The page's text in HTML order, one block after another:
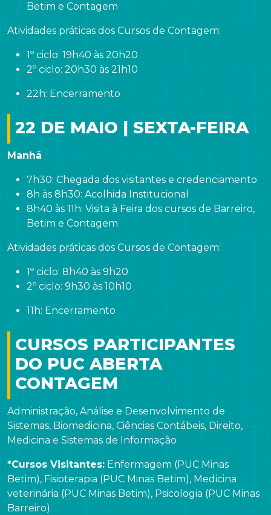
Betim e Contagem
Atividades práticas dos Cursos de Contagem:
1º ciclo: 19h40 às 20h20
2º ciclo: 20h30 às 21h10
22h: Encerramento
22 DE MAIO | SEXTA-FEIRA
Manhã
7h30: Chegada dos visitantes e credenciamento
8h às 8h30: Acolhida Institucional
8h40 às 11h: Visita à Feira dos cursos de Barreiro,
Betim e Contagem
Atividades práticas dos Cursos de Contagem:
1º ciclo: 8h40 às 9h20
2º ciclo: 9h30 às 10h10
11h: Encerramento
CURSOS PARTICIPANTES
DO PUC ABERTA
CONTAGEM
Administração, Análise e Desenvolvimento de
Sistemas, Biomedicina, Ciências Contábeis, Direito,
Medicina e Sistemas de Informação
*Cursos Visitantes: Enfermagem (PUC Minas
Betim), Fisioterapia (PUC Minas Betim), Medicina
veterinária (PUC Minas Betim), Psicologia (PUC Minas
Barreiro)